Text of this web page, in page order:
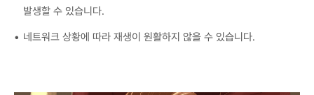
발생할 수 있습니다.
네트워크 상황에 따라 재생이 원활하지 않을 수 있습니다.